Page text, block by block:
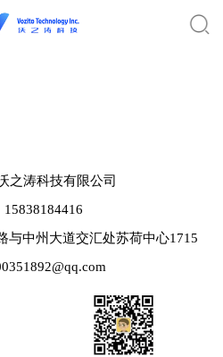
之涛科技有限公司
15838184416
与中州大道交汇处苏荷中心1715